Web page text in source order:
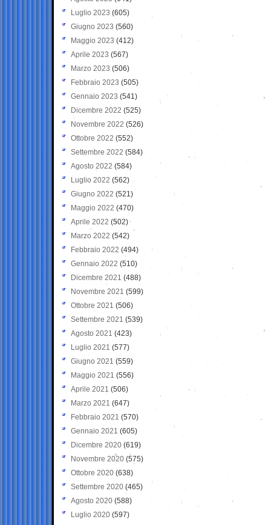
Luglio 2023 (605)
Giugno 2023 (560)
Maggio 2023 (412)
Aprile 2023 (567)
Marzo 2023 (506)
Febbraio 2023 (505)
Gennaio 2023 (541)
Dicembre 2022 (525)
Novembre 2022 (526)
Ottobre 2022 (552)
Settembre 2022 (584)
Agosto 2022 (584)
Luglio 2022 (562)
Giugno 2022 (521)
Maggio 2022 (470)
Aprile 2022 (502)
Marzo 2022 (542)
Febbraio 2022 (494)
Gennaio 2022 (510)
Dicembre 2021 (488)
Novembre 2021 (599)
Ottobre 2021 (506)
Settembre 2021 (539)
Agosto 2021 (423)
Luglio 2021 (577)
Giugno 2021(559)
Maggio 2021 (556)
Aprile 2021 (506)
Marzo 2021 (647)
Febbraio 2021 (570)
Gennaio 2021 (605)
Dicembre 2020 (619)
Novembre 2020 (575)
Ottobre 2020 (638)
Settembre 2020(465)
Agosto 2020 (588)
Luglio 2020 (597)